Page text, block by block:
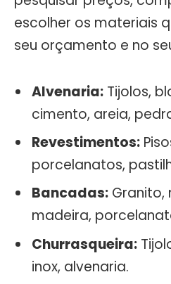
escolher os materiais
seu orçamento e no
Alvenaria: Tijolos,
cimento, areia,
Revestimentos:
porcelanatos,
Bancadas: Granito,
madeira,
Churrasqueira:
inox, alvenaria.